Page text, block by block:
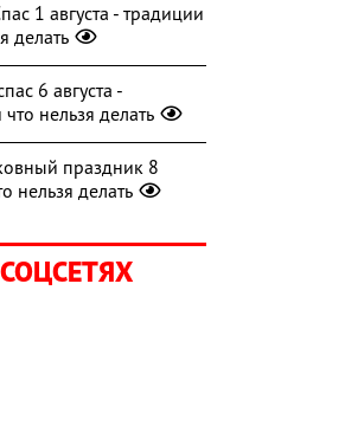
1 августа - традиции
делать
6 августа -
нельзя делать
праздник 8
нельзя делать